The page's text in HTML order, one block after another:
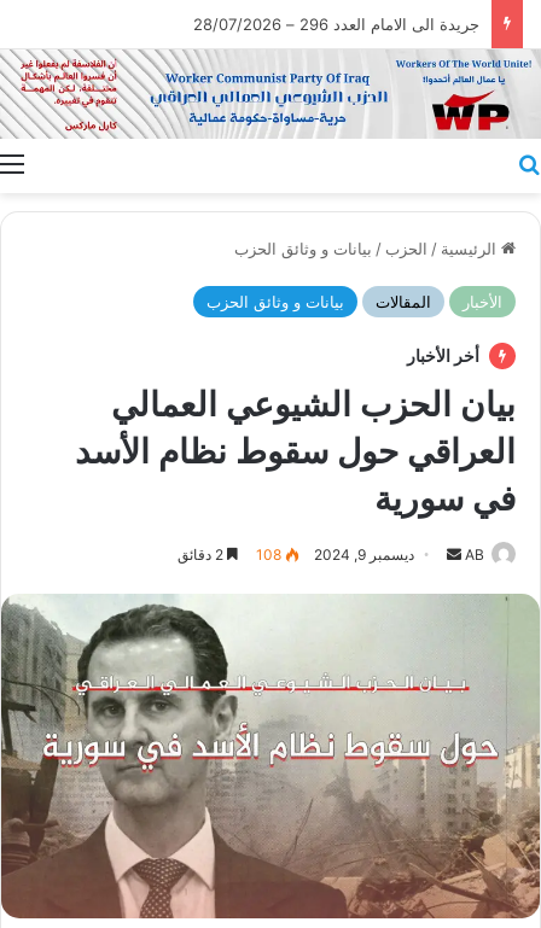
جريدة الى الامام العدد 296 – 28/07/2026
الرئيسية / الحزب / بيانات و وثائق الحزب
الأخبار المقالات بيانات و وثائق الحزب
أخر الأخبار
بيان الحزب الشيوعي العمالي
العراقي حول سقوط نظام الأسد
في سورية
AB
أرسل ديسمبر 9, 2024 108